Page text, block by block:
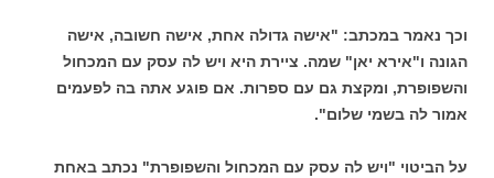
וכך נאמר במכתב: "אישה גדולה אחת, אישה חשובה, אישה
הגונה ו"אירא יאן" שמה. ציירת היא ויש לה עסק עם המכחול
והשפופרת, ומקצת גם עם ספרות. אם פוגע אתה בה לפעמים
אמור לה בשמי שלום".
על הביטוי "ויש לה עסק עם המכחול והשפופרת" נכתב באחת